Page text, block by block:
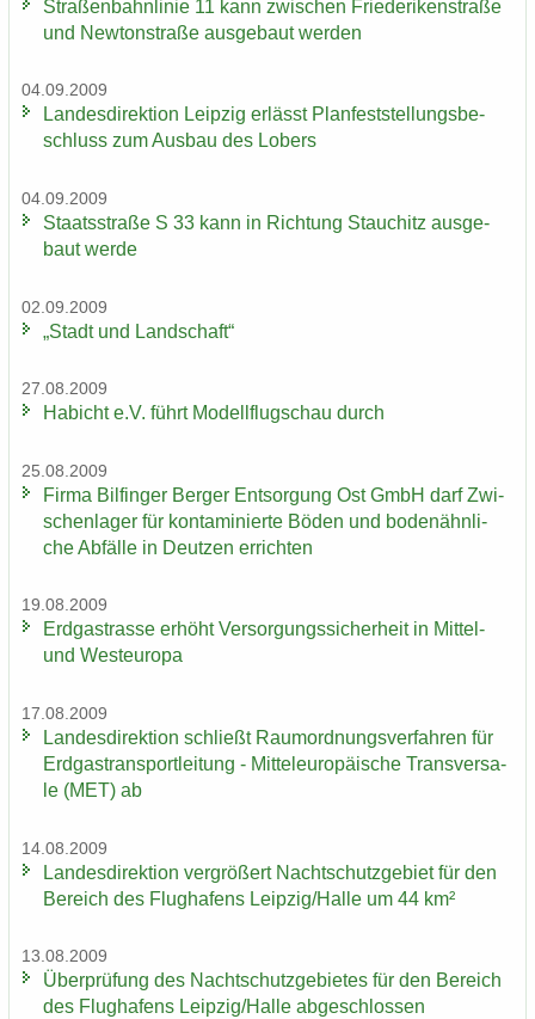
Stra­ßen­bahn­li­nie 11 kann zwi­schen Frie­de­ri­ken­stra­ße
und New­ton­stra­ße aus­ge­baut wer­den
04.09.2009
Lan­des­di­rek­ti­on Leip­zig er­lässt Plan­fest­stel­lungs­be­
schluss zum Aus­bau des Lobers
04.09.2009
Staats­stra­ße S 33 kann in Rich­tung Stau­chitz aus­ge­
baut werde
02.09.2009
„Stadt und Land­schaft“
27.08.2009
Ha­bicht e.V. führt Mo­dell­flug­schau durch
25.08.2009
Firma Bil­fin­ger Ber­ger Ent­sor­gung Ost GmbH darf Zwi­
schen­la­ger für kon­ta­mi­nier­te Böden und bo­den­ähn­li­
che Ab­fäl­le in Deut­zen er­rich­ten
19.08.2009
Erd­gas­tras­se er­höht Ver­sor­gungs­si­cher­heit in Mittel-​
und West­eu­ro­pa
17.08.2009
Lan­des­di­rek­ti­on schließt Raum­ord­nungs­ver­fah­ren für
Erd­gas­trans­port­lei­tung - Mit­tel­eu­ro­päi­sche Trans­ver­sa­
le (MET) ab
14.08.2009
Lan­des­di­rek­ti­on ver­grö­ßert Nacht­schutz­ge­biet für den
Be­reich des Flug­ha­fens Leip­zig/Halle um 44 km²
13.08.2009
Über­prü­fung des Nacht­schutz­ge­bie­tes für den Be­reich
des Flug­ha­fens Leip­zig/Halle ab­ge­schlos­sen